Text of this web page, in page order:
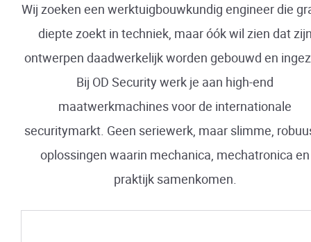
Wij zoeken een werktuigbouwkundig engineer die
diepte zoekt in techniek, maar óók wil zien dat
ontwerpen daadwerkelijk worden gebouwd en
Bij OD Security werk je aan high-end
maatwerkmachines voor de internationale
securitymarkt. Geen seriewerk, maar slimme,
oplossingen waarin mechanica, mechatronica en
praktijk samenkomen.